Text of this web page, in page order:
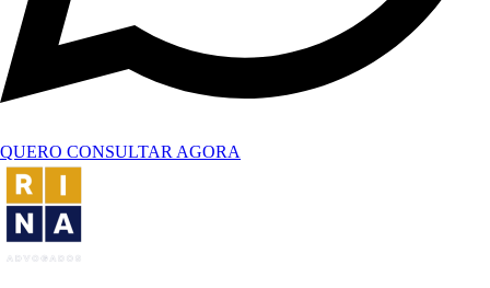
QUERO CONSULTAR AGORA